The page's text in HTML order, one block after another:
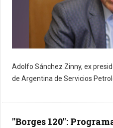
Adolfo Sánchez Zinny, ex
de Argentina de Servicios
"Borges 120":